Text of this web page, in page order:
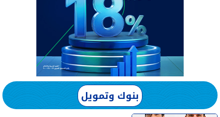
بنوك وتمويل